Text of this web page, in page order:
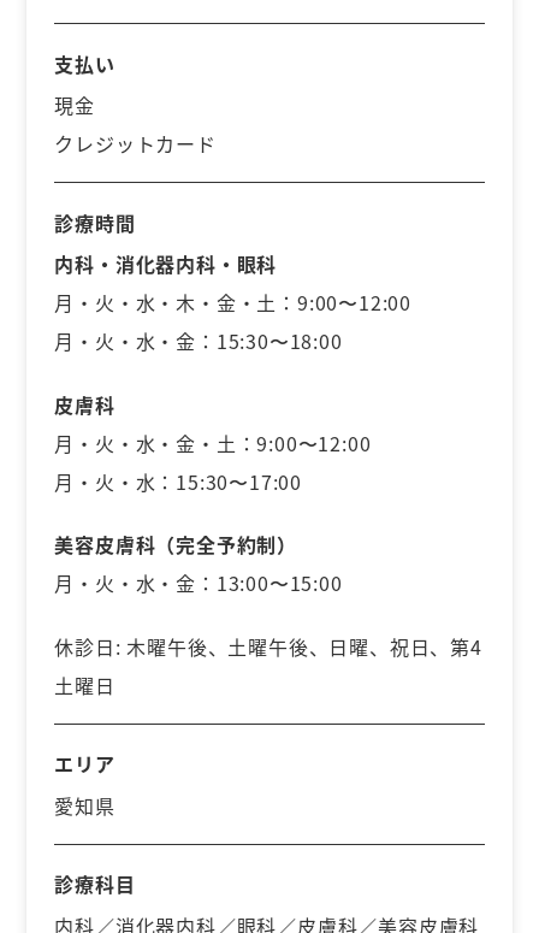
支払い
現金
クレジットカード
診療時間
内科・消化器内科・眼科
月・火・水・木・金・土：9:00〜12:00
月・火・水・金：15:30〜18:00
皮膚科
月・火・水・金・土：9:00〜12:00
月・火・水：15:30〜17:00
美容皮膚科（完全予約制）
月・火・水・金：13:00〜15:00
休診日: 木曜午後、土曜午後、日曜、祝日、第4
土曜日
エリア
愛知県
診療科目
内科／消化器内科／眼科／皮膚科／美容皮膚科